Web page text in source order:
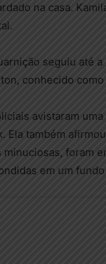
na casa.
seguiu até
conhecido como
avistaram
Ela também
foram
em um